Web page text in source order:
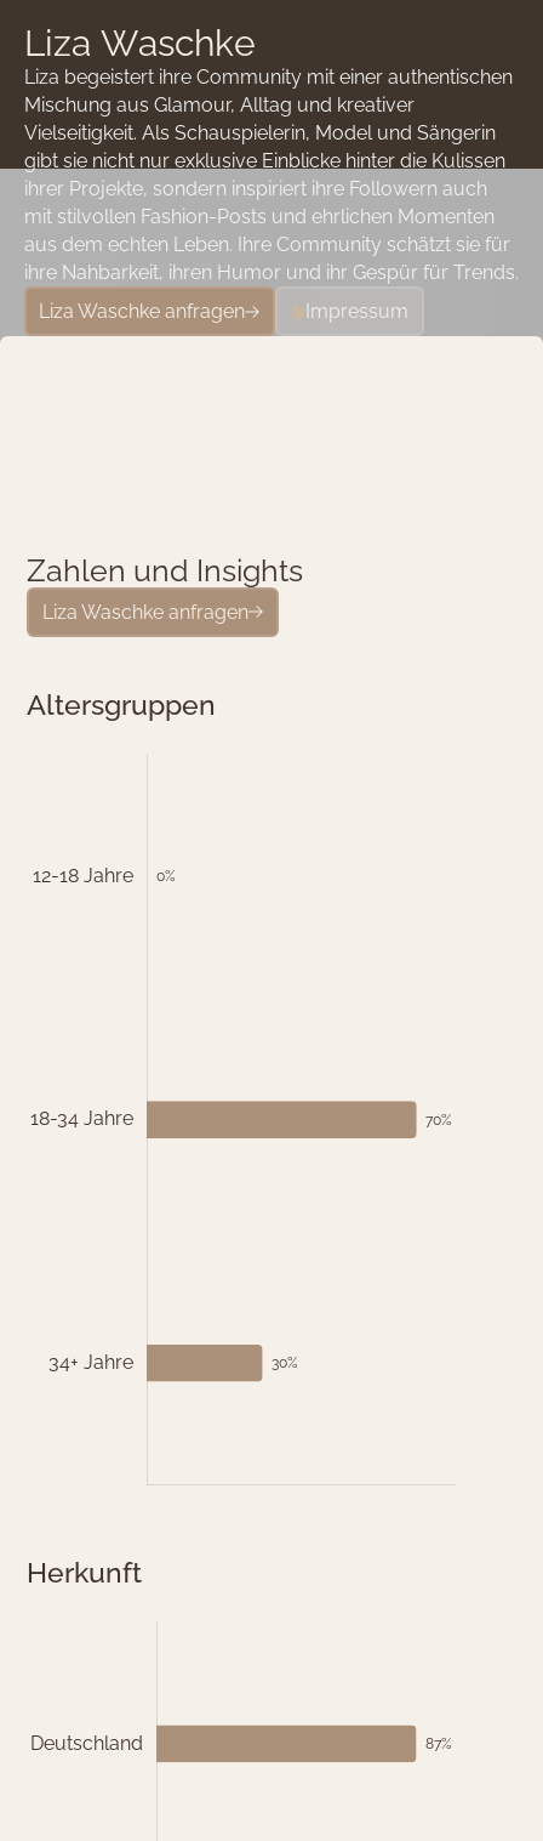
Liza Waschke
Liza begeistert ihre Community mit einer authentischen
Mischung aus Glamour, Alltag und kreativer
Vielseitigkeit. Als Schauspielerin, Model und Sängerin
gibt sie nicht nur exklusive Einblicke hinter die Kulissen
ihrer Projekte, sondern inspiriert ihre Followern auch
mit stilvollen Fashion-Posts und ehrlichen Momenten
aus dem echten Leben. Ihre Community schätzt sie für
ihre Nahbarkeit, ihren Humor und ihr Gespür für Trends.
Liza Waschke anfragen
Impressum
Zahlen und Insights
Liza Waschke anfragen
Altersgruppen
Herkunft